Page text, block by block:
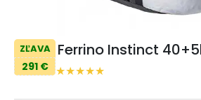
ZĽAVA
291 €
Ferrino Instinct